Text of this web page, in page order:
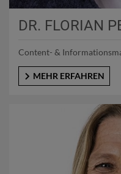
DR. FLORIAN
Content- &
MEHR ERFAHREN